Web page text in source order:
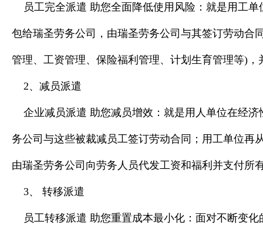
员工完全派遣 助您全面降低使用风险：就是用工
包给瑞圣劳务公司，由瑞圣劳务公司与其签订劳动合
管理、工资管理、保险福利管理、计划生育管理等)
2、减员派遣
企业减员派遣 助您减员增效：就是用人单位在经
务公司与这些被裁减员工签订劳动合同；用工单位再
由瑞圣劳务公司向劳务人员代发工资和福利并支付所
3、 转移派遣
员工转移派遣 助您重置成本最小化：面对不断变